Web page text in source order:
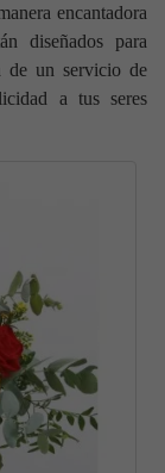
encantadora
diseñados para
de un servicio de
a tus seres